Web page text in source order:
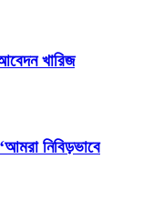
খারিজ
নিবিড়ভাবে